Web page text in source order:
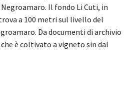
Il fondo Li Cuti, in
a 100 metri sul livello del
Da documenti di archivio
è coltivato a vigneto sin dal